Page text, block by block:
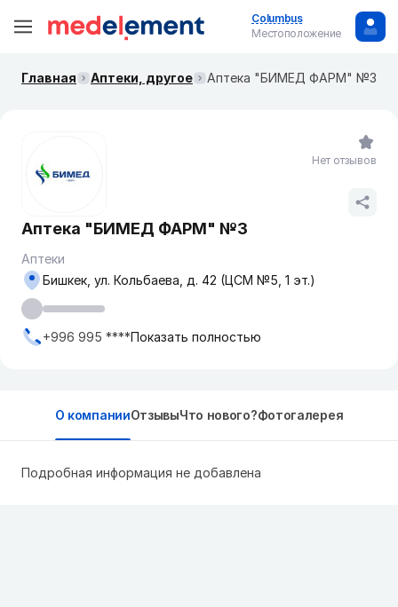
Columbus
Местоположение
Главная Аптеки, другое Аптека "БИМЕД ФАРМ" №3
Аптека "БИМЕД ФАРМ" №3
Аптеки
Бишкек, ул. ​Кольбаева, д. 42 (​ЦСМ №5, 1 эт.)
+996 995 ****Показать полностью
Нет отзывов
О компанииОтзывыЧто нового?Фотогалерея
Подробная информация не добавлена